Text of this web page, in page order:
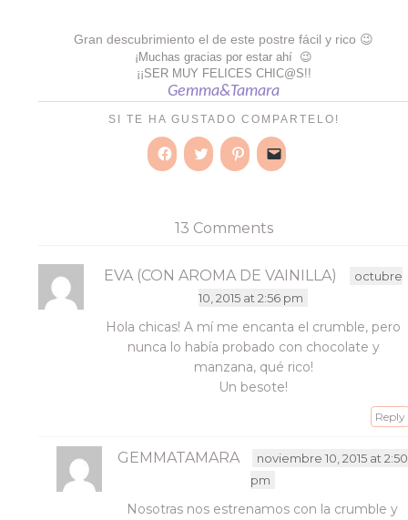
Gran descubrimiento el de este postre fácil y rico 😉
¡Muchas gracias por estar ahí 😉
¡¡SER MUY FELICES CHIC@S!!
Gemma&Tamara
SI TE HA GUSTADO COMPARTELO!
Haz
Facebook
(Se
una
ventana
nueva)
Haz
Twitter
(Se
una
ventana
nueva)
Haz
Pinterest
(Se
una
ventana
nueva)
Haz
enlace
por
a
un
amigo
(Se
abre
en
una
ventana
nueva)
13 Comments
EVA (CON AROMA DE VAINILLA)
octubre
10, 2015 at 2:56 pm
Hola chicas! A mí me encanta el crumble, pero
nunca lo había probado con chocolate y
manzana, qué rico!
Un besote!
Reply
GEMMATAMARA
noviembre 10, 2015 at 2:50
pm
Nosotras nos estrenamos con la crumble y